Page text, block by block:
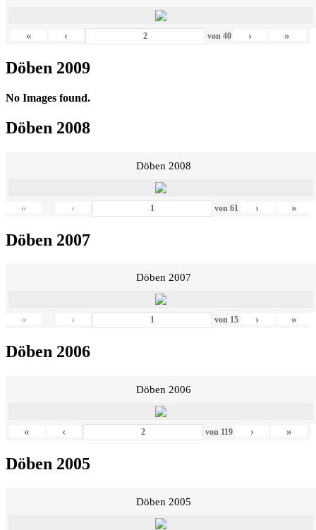
« ‹ von 40 › »
Döben 2009
No Images found.
Döben 2008
Döben 2008
« ‹ von 61 › »
Döben 2007
Döben 2007
« ‹ von 15 › »
Döben 2006
Döben 2006
« ‹ von 119 › »
Döben 2005
Döben 2005